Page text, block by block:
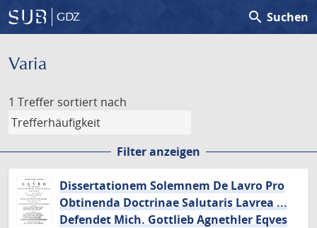
GDZ search Suchen
Varia
1 Treffer sortiert nach
Filter anzeigen
Dissertationem Solemnem De Lavro Pro
Obtinenda Doctrinae Salutaris Lavrea ...
Defendet Mich. Gottlieb Agnethler Eqves